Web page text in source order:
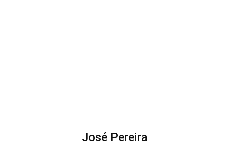
José Pereira